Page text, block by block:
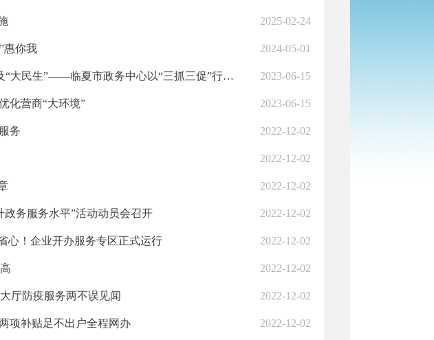
2025-02-24
惠你我 2024-05-01
【“三抓三促”行动进行时】“小窗口”惠及“大民生”——临夏市政务中心以“三抓三促”行动持续优化政务服务环境 2023-06-15
化营商“大环境” 2023-06-15
务 2022-12-02
2022-12-02
2022-12-02
务服务水平”活动动员会召开 2022-12-02
心！企业开办服务专区正式运行 2022-12-02
2022-12-02
厅防疫服务两不误见闻 2022-12-02
项补贴足不出户全程网办 2022-12-02